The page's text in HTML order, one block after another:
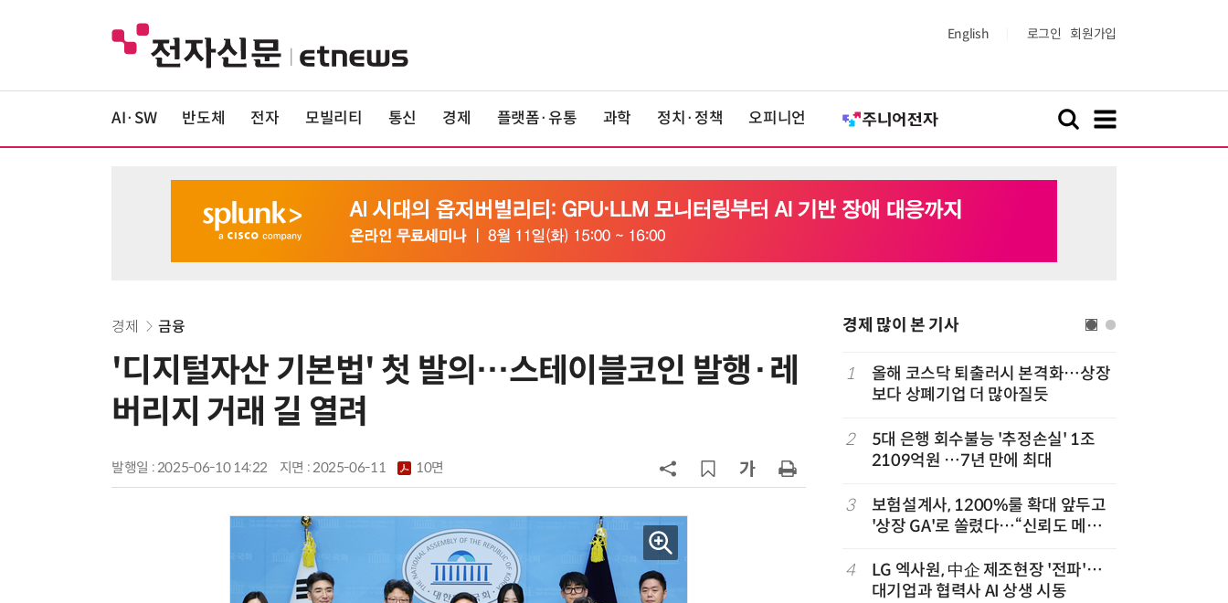
English 로그인 회원가입
AI·SW 반도체 전자 모빌리티 통신 경제 플랫폼·유통 과학 정치·정책 오피니언
경제 금융
'디지털자산 기본법' 첫 발의…스테이블코인 발행·레
버리지 거래 길 열려
발행일 : 2025-06-10 14:22 지면 :2025-06-11 10면
경제 많이 본 기사
6
'게이밍위크' 삼성전자-LG전자 유럽
주가 부양 '총력전'
다…최종 낙찰자 선정
코스피 급등에 매수 사이드카 발동
1
올해 코스닥 퇴출러시 본격화…상장
보다 상폐기업 더 많아질듯
2
5대 은행 회수불능 '추정손실' 1조
2109억원 …7년 만에 최대
3
보험설계사, 1200%룰 확대 앞두고
'상장 GA'로 쏠렸다…“신뢰도 메리
4
LG 엑사원, 中企 제조현장 '전파'…
대기업과 협력사 AI 상생 시동